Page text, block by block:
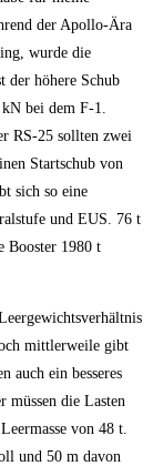
der Apollo-Ära
wurde die
der höhere Schub
bei dem F-1.
RS-25 sollten zwei
Startschub von
sich so eine
und EUS. 76 t
Booster 1980 t
mittlerweile gibt
auch ein besseres
müssen die Lasten
von 48 t.
und 50 m davon